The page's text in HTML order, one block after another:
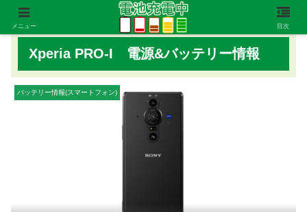
Xperia PRO-I 電源&バッテリー情報
バッテリー情報(スマートフォン)
メニュー 目次